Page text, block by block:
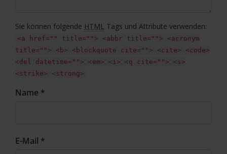
Sie können folgende HTML Tags und Attribute verwenden:
<a href="" title=""> <abbr title=""> <acronym
title=""> <b> <blockquote cite=""> <cite> <code>
<del datetime=""> <em> <i> <q cite=""> <s>
<strike> <strong>
Name *
E-Mail *